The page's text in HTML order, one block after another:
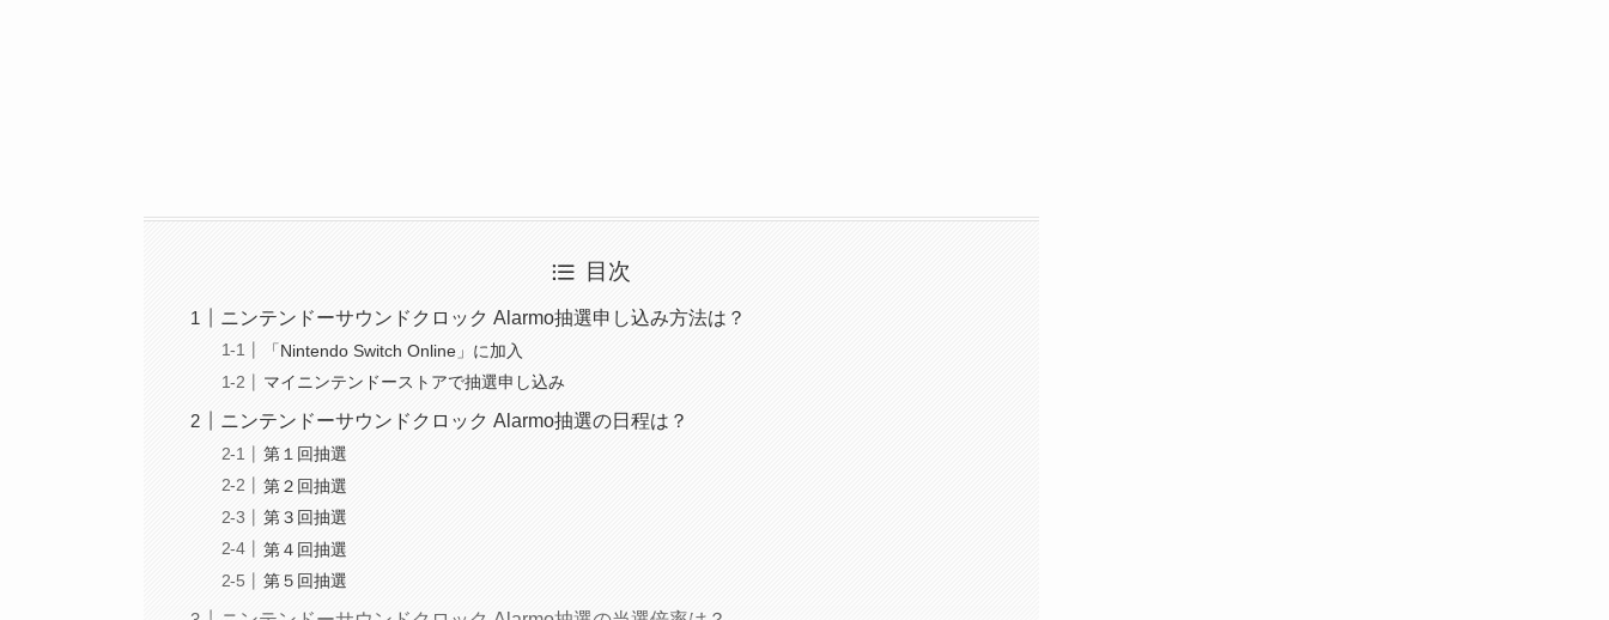
目次
ニンテンドーサウンドクロック Alarmo抽選申し込み方法は？
「Nintendo Switch Online」に加入
マイニンテンドーストアで抽選申し込み
ニンテンドーサウンドクロック Alarmo抽選の日程は？
第１回抽選
第２回抽選
第３回抽選
第４回抽選
第５回抽選